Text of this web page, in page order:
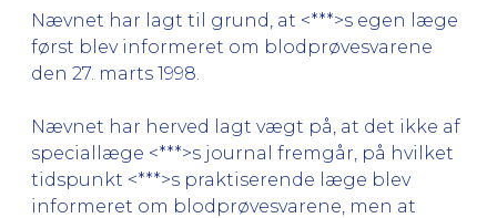
Nævnet har lagt til grund, at <***>s egen læge
først blev informeret om blodprøvesvarene
den 27. marts 1998.
Nævnet har herved lagt vægt på, at det ikke af
speciallæge <***>s journal fremgår, på hvilket
tidspunkt <***>s praktiserende læge blev
informeret om blodprøvesvarene, men at